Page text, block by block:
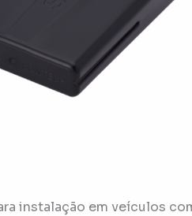
instalação em veículos